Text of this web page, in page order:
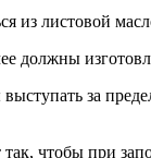
из листовой
должны
за
так, чтобы при